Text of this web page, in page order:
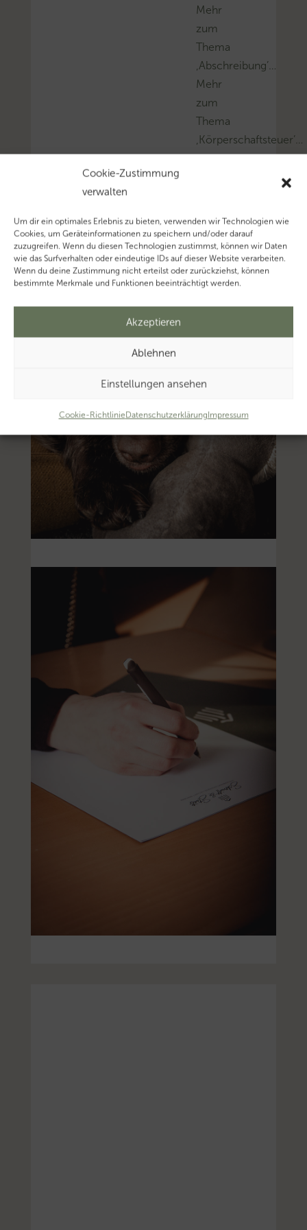
Cookie-Zustimmung
verwalten
Um dir ein optimales Erlebnis zu bieten, verwenden wir Technologien wie
Cookies, um Geräteinformationen zu speichern und/oder darauf
zuzugreifen. Wenn du diesen Technologien zustimmst, können wir Daten
wie das Surfverhalten oder eindeutige IDs auf dieser Website verarbeiten.
Wenn du deine Zustimmung nicht erteilst oder zurückziehst, können
bestimmte Merkmale und Funktionen beeinträchtigt werden.
Akzeptieren
Ablehnen
Einstellungen ansehen
Cookie-RichtlinieDatenschutzerklärungImpressum
Mehr
zum
Thema
‚Abschreibung’…
Mehr
zum
Thema
‚Körperschaftsteuer’…